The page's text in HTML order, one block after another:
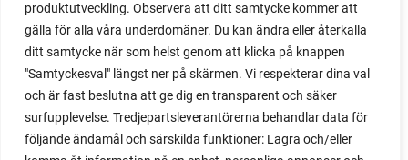
produktutveckling. Observera att ditt samtycke kommer att
gälla för alla våra underdomäner. Du kan ändra eller återkalla
ditt samtycke när som helst genom att klicka på knappen
"Samtyckesval" längst ner på skärmen. Vi respekterar dina val
och är fast beslutna att ge dig en transparent och säker
surfupplevelse. Tredjepartsleverantörerna behandlar data för
följande ändamål och särskilda funktioner: Lagra och/eller